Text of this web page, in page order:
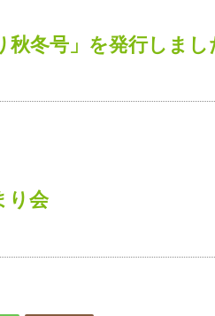
秋冬号」を発行しまし
り会